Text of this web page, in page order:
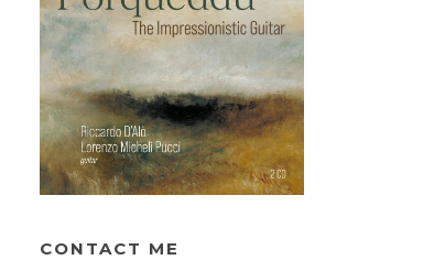
CONTACT ME